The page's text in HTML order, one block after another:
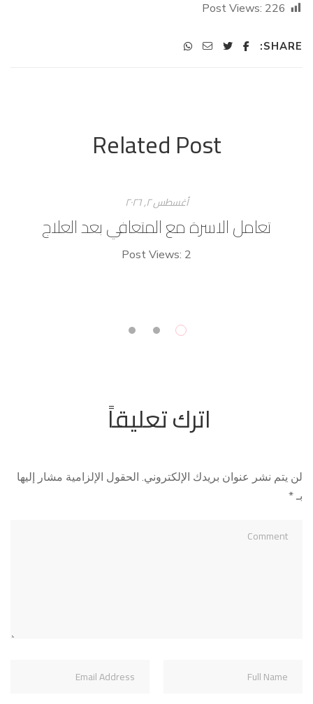
Post Views: 226
SHARE:
Related Post
أغسطس ۲, ۲۰۲٦
تعامل الاسرة مع المتعافي بعد العلاج
Post Views: 2
اترك تعليقاً
لن يتم نشر عنوان بريدك الإلكتروني. الحقول الإلزامية مشار إليها
بـ*